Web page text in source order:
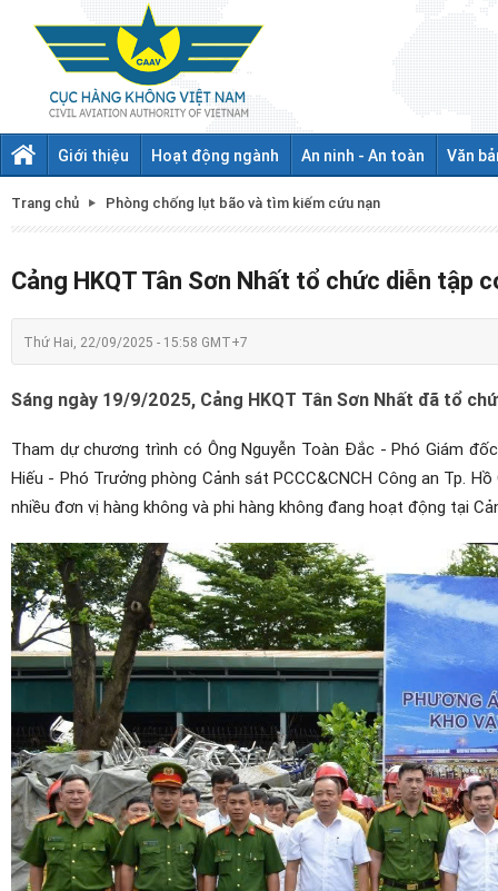
Giới thiệu Hoạt động ngành An ninh - An toàn Văn
Trang chủ Phòng chống lụt bão và tìm kiếm cứu nạn
Cảng HKQT Tân Sơn Nhất tổ chức diễn tập
Thứ Hai, 22/09/2025 - 15:58 GMT+7
Sáng ngày 19/9/2025, Cảng HKQT Tân Sơn Nhất đã tổ
Tham dự chương trình có Ông Nguyễn Toàn Đắc - Phó Giám
Hiếu - Phó Trưởng phòng Cảnh sát PCCC&CNCH Công an Tp.
nhiều đơn vị hàng không và phi hàng không đang hoạt động tại